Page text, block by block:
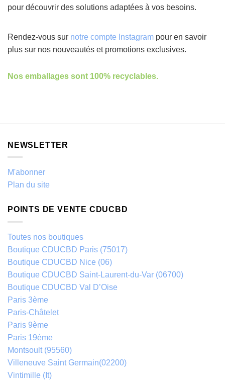
pour découvrir des solutions adaptées à vos besoins.
Rendez-vous sur notre compte Instagram pour en savoir
plus sur nos nouveautés et promotions exclusives.
Nos emballages sont 100% recyclables.
NEWSLETTER
M'abonner
Plan du site
POINTS DE VENTE CDUCBD
Toutes nos boutiques
Boutique CDUCBD Paris (75017)
Boutique CDUCBD Nice (06)
Boutique CDUCBD Saint-Laurent-du-Var (06700)
Boutique CDUCBD Val D’Oise
Paris 3ème
Paris-Châtelet
Paris 9ème
Paris 19ème
Montsoult (95560)
Villeneuve Saint Germain(02200)
Vintimille (It)